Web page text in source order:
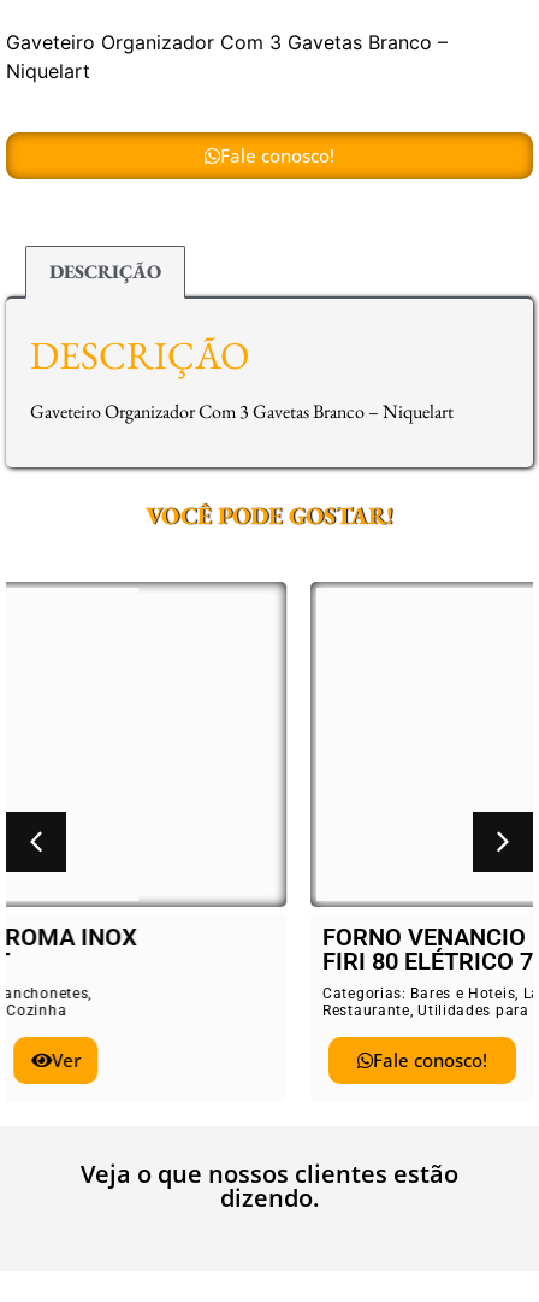
Gaveteiro Organizador Com 3 Gavetas Branco –
Niquelart
Fale conosco!
DESCRIÇÃO
DESCRIÇÃO
Gaveteiro Organizador Com 3 Gavetas Branco – Niquelart
VOCÊ PODE GOSTAR!
FORNO VENANCIO ROMA INOX
FIRI 80 ELÉTRICO 78 LT
Categorias: Lanchonetes,
Utilidades para Cozinha
Ver
Veja o que nossos clientes estão
dizendo.